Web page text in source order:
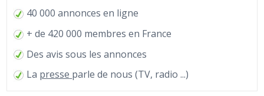
40 000 annonces en ligne
+ de 420 000 membres en France
Des avis sous les annonces
La presse parle de nous (TV, radio ...)